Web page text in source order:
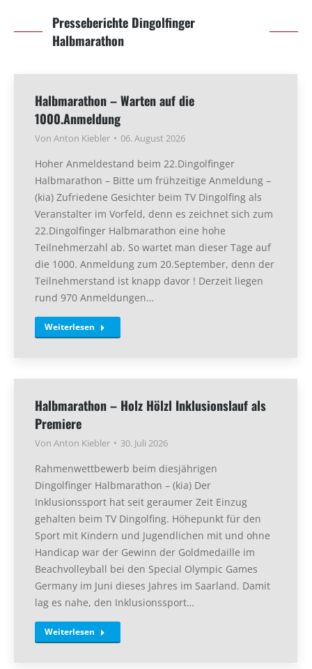
Presseberichte Dingolfinger
Halbmarathon
Halbmarathon – Warten auf die
1000.Anmeldung
Von Anton Kiebler 06. August 2026
Hoher Anmeldestand beim 22.Dingolfinger
Halbmarathon – Bitte um frühzeitige Anmeldung –
(kia) Zufriedene Gesichter beim TV Dingolfing als
Veranstalter im Vorfeld, denn es zeichnet sich zum
22.Dingolfinger Halbmarathon eine hohe
Teilnehmerzahl ab. So wartet man dieser Tage auf
die 1000. Anmeldung zum 20.September, denn der
Teilnehmerstand ist knapp davor ! Derzeit liegen
rund 970 Anmeldungen…
Weiterlesen
Halbmarathon – Holz Hölzl Inklusionslauf als
Premiere
Von Anton Kiebler 30. Juli 2026
Rahmenwettbewerb beim diesjährigen
Dingolfinger Halbmarathon – (kia) Der
Inklusionssport hat seit geraumer Zeit Einzug
gehalten beim TV Dingolfing. Höhepunkt für den
Sport mit Kindern und Jugendlichen mit und ohne
Handicap war der Gewinn der Goldmedaille im
Beachvolleyball bei den Special Olympic Games
Germany im Juni dieses Jahres im Saarland. Damit
lag es nahe, den Inklusionssport…
Weiterlesen